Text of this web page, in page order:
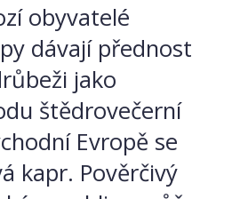
obyvatelé
dávají přednost
jako
štědrovečerní
Evropě se
kapr. Pověrčivý